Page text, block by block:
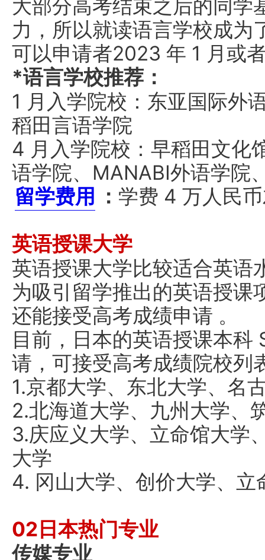
大部分高考结束之后的同学
力，所以就读语言学校成为
可以申请者2023 年 1 月或
*语言学校推荐：
1 月入学院校：东亚国际外
稻田言语学院
4 月入学院校：早稻田文化
语学院、MANABI外语学院
留学费用 ： 学费 4 万人民
英语授课大学
英语授课大学比较适合英语
为吸引留学推出的英语授课
还能接受高考成绩申请 。
目前，日本的英语授课本科
请，可接受高考成绩院校列
1.京都大学、东北大学、名
2.北海道大学、九州大学、
3.庆应义大学、立命馆大学
大学
4. 冈山大学、创价大学、
02日本热门专业
传媒专业